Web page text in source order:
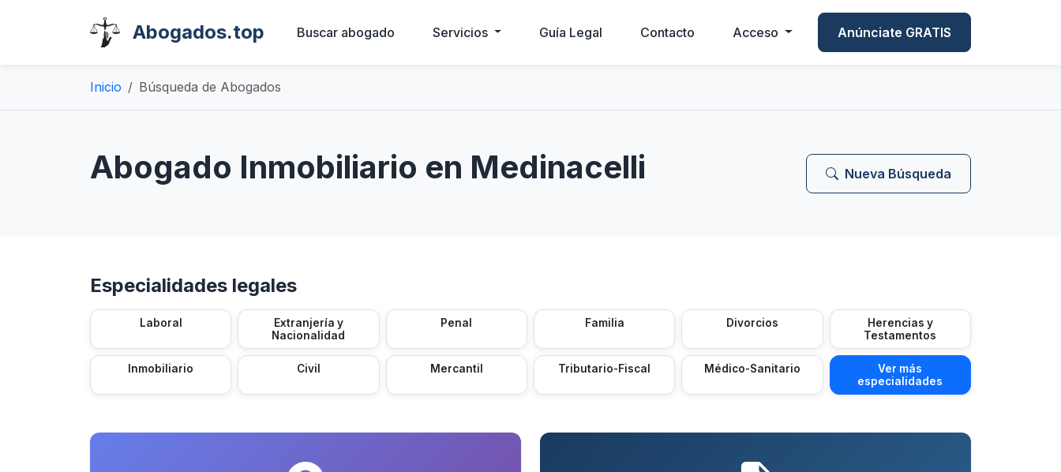
Abogados.top Buscar abogado Servicios Guía Legal Contacto Acceso Anúnciate GRATIS
Inicio Búsqueda de Abogados
Abogado Inmobiliario en Medinacelli Nueva Búsqueda
Especialidades legales
Laboral
Extranjería y
Nacionalidad
Penal Familia Divorcios
Herencias y
Testamentos
Inmobiliario Civil Mercantil Tributario-Fiscal Médico-Sanitario
Ver más
especialidades